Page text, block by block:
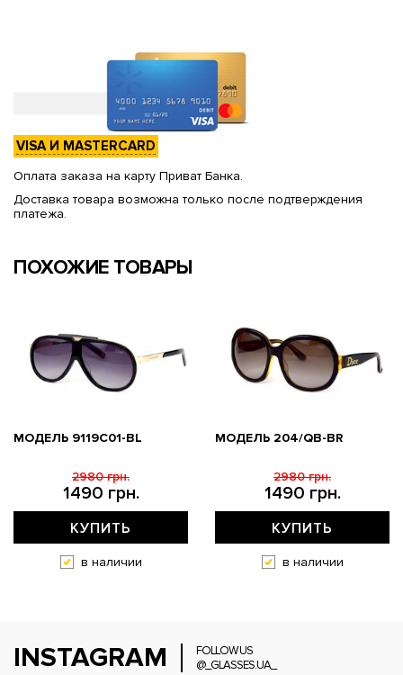
VISA И MASTERCARD
Оплата заказа на карту Приват Банка.
Доставка товара возможна только после подтверждения
платежа.
ПОХОЖИЕ ТОВАРЫ
МОДЕЛЬ 9119С01-BL
1490 грн.
2980 грн.
КУПИТЬ
в наличии
МОДЕЛЬ 204/QB-BR
1490 грн.
2980 грн.
КУПИТЬ
в наличии
INSTAGRAM
FOLLOW US
@_GLASSES.UA_